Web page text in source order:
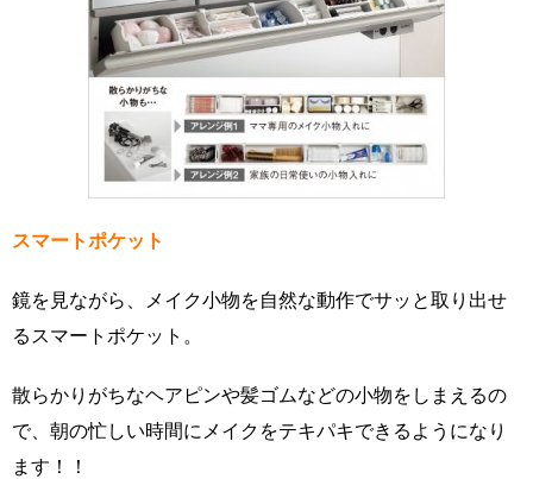
スマートポケット
鏡を見ながら、メイク小物を自然な動作でサッと取り出せ
るスマートポケット。
散らかりがちなヘアピンや髪ゴムなどの小物をしまえるの
で、朝の忙しい時間にメイクをテキパキできるようになり
ます！！